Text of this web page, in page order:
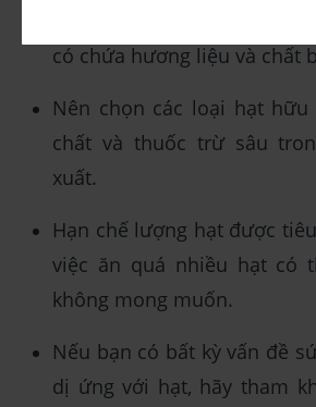
sử dụng các sản phẩm hạt
có chứa hương liệu và chất
Nên chọn các loại hạt
chất và thuốc trừ sâu
xuất.
Hạn chế lượng hạt được
việc ăn quá nhiều hạt có
không mong muốn.
Nếu bạn có bất kỳ vấn đề
dị ứng với hạt, hãy tham